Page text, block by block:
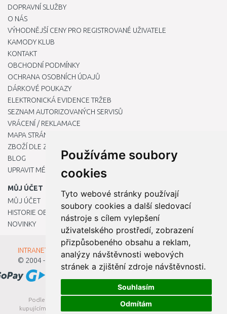
Používáme soubory
cookies
Tyto webové stránky používají
soubory cookies a další sledovací
nástroje s cílem vylepšení
uživatelského prostředí, zobrazení
přizpůsobeného obsahu a reklam,
analýzy návštěvnosti webových
stránek a zjištění zdroje návštěvnosti.
Souhlasím
Odmítám
DOPRAVNÍ SLUŽBY
O NÁS
VÝHODNĚJŠÍ CENY PRO REGISTROVANÉ UŽIVATELE
KAMODY KLUB
KONTAKT
OBCHODNÍ PODMÍNKY
OCHRANA OSOBNÍCH ÚDAJŮ
DÁRKOVÉ POUKAZY
ELEKTRONICKÁ EVIDENCE TRŽEB
SEZNAM AUTORIZOVANÝCH SERVISŮ
VRÁCENÍ / REKLAMACE
MAPA STRÁNKY
ZBOŽÍ DLE ZNAČEK
BLOG
UPRAVIT MÉ PŘEDVOLBY COOKIES
MŮJ ÚČET
MŮJ ÚČET
HISTORIE OBJEDNÁVEK
NOVINKY
INTRANET - Přihlášení pro zaměstnance
© 2004 - 2026
Kamody s.r.o.
Podle zákona o evidenci tržeb je prodávající povinen vystavit
kupujícímu účtenku. Zároveň je povinen zaevidovat přijatou tržbu u